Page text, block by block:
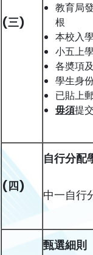
(三)
教育局
根
本校入
小五上
各奬項
學生身
已貼上
毋須提
(四)
自行分配
中一自行
甄選細則